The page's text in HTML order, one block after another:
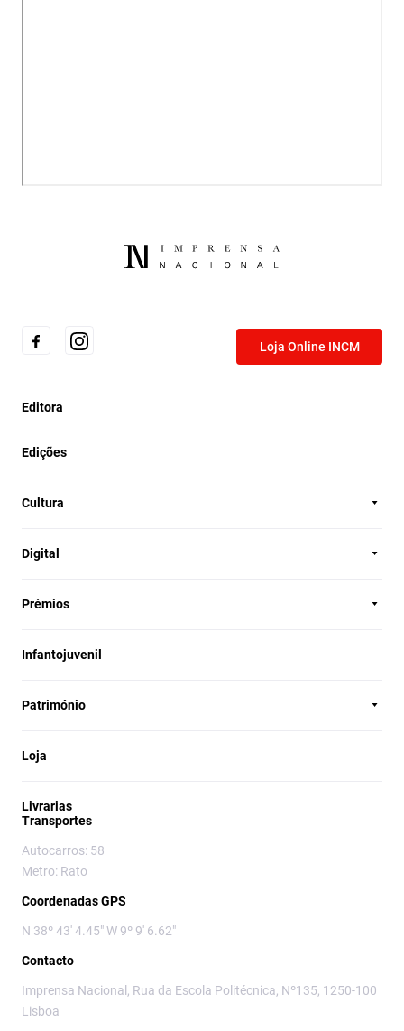
Loja Online INCM
Editora
Edições
Cultura
Digital
Prémios
Infantojuvenil
Património
Loja
Livrarias
Transportes
Autocarros: 58
Metro: Rato
Coordenadas GPS
N 38º 43' 4.45" W 9º 9' 6.62"
Contacto
Imprensa Nacional, Rua da Escola Politécnica, Nº135, 1250-100
Lisboa